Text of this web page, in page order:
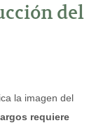
del
la imagen del
requiere